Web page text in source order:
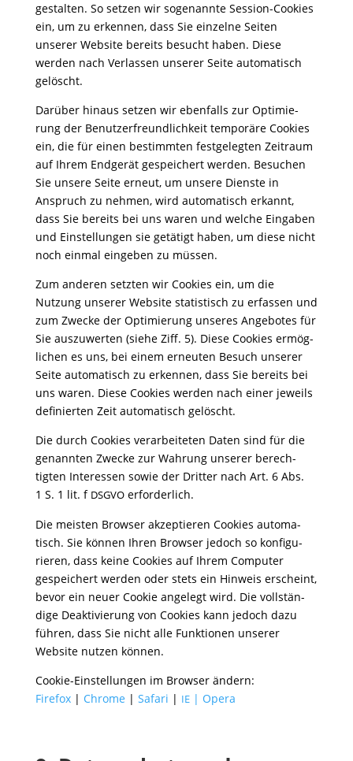
gestalten. So setzen wir soge­nannte Session-Cookies
ein, um zu erkennen, dass Sie einzelne Seiten
unserer Website bereits besucht haben. Diese
werden nach Verlassen unserer Seite auto­ma­tisch
gelöscht.
Darüber hinaus setzen wir eben­falls zur Opti­mie­
rung der Benut­zer­freund­lich­keit tempo­räre Cookies
ein, die für einen bestimmten fest­ge­legten Zeit­raum
auf Ihrem Endgerät gespei­chert werden. Besu­chen
Sie unsere Seite erneut, um unsere Dienste in
Anspruch zu nehmen, wird auto­ma­tisch erkannt,
dass Sie bereits bei uns waren und welche Eingaben
und Einstel­lungen sie getä­tigt haben, um diese nicht
noch einmal eingeben zu müssen.
Zum anderen setzten wir Cookies ein, um die
Nutzung unserer Website statis­tisch zu erfassen und
zum Zwecke der Opti­mie­rung unseres Ange­botes für
Sie auszu­werten (siehe Ziff. 5). Diese Cookies ermög­
li­chen es uns, bei einem erneuten Besuch unserer
Seite auto­ma­tisch zu erkennen, dass Sie bereits bei
uns waren. Diese Cookies werden nach einer jeweils
defi­nierten Zeit auto­ma­tisch gelöscht.
Die durch Cookies verar­bei­teten Daten sind für die
genannten Zwecke zur Wahrung unserer berech­
tigten Inter­essen sowie der Dritter nach Art. 6 Abs.
1 S. 1 lit. f DSGVOerforderlich.
Die meisten Browser akzep­tieren Cookies auto­ma­
tisch. Sie können Ihren Browser jedoch so konfi­gu­
rieren, dass keine Cookies auf Ihrem Computer
gespei­chert werden oder stets ein Hinweis erscheint,
bevor ein neuer Cookie ange­legt wird. Die voll­stän­
dige Deak­ti­vie­rung von Cookies kann jedoch dazu
führen, dass Sie nicht alle Funk­tionen unserer
Website nutzen können.
Cookie-Einstel­lungen im Browser ändern:
Firefox| Chrome | Safari | IE| Opera